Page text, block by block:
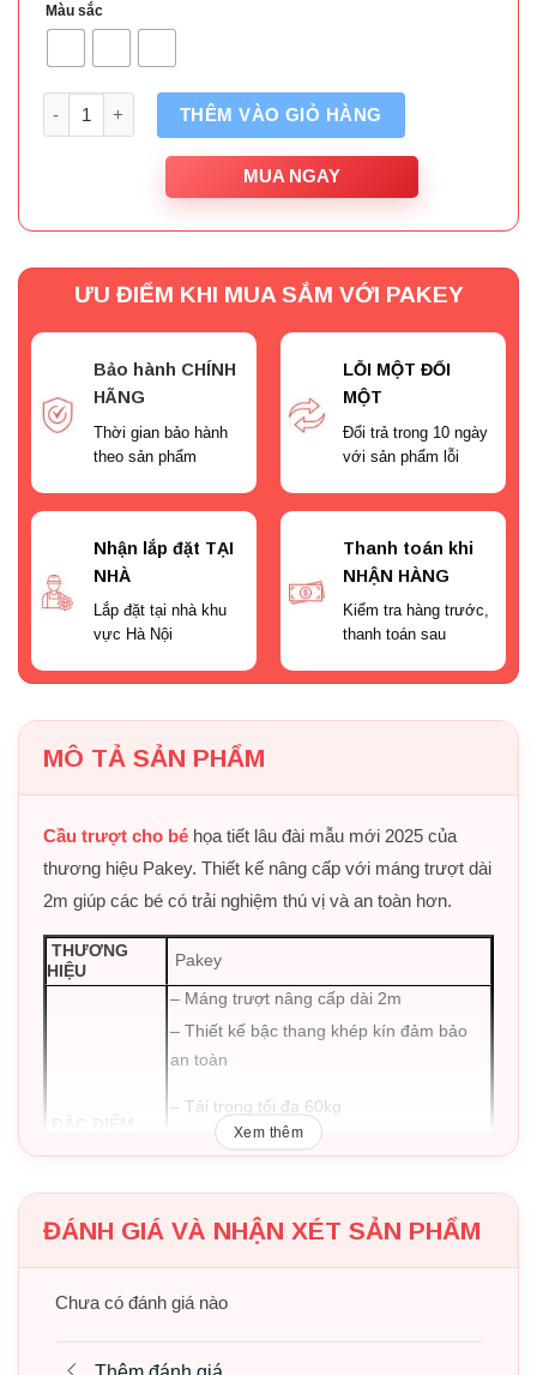
Màu sắc
Số lượng THÊM VÀO GIỎ HÀNG
MUA NGAY
ƯU ĐIỂM KHI MUA SẮM VỚI PAKEY
Bảo hành CHÍNH
HÃNG
Thời gian bảo hành
theo sản phẩm
LỖI MỘT ĐỔI
MỘT
Đổi trả trong 10 ngày
với sản phẩm lỗi
Nhận lắp đặt TẠI
NHÀ
Lắp đặt tại nhà khu
vực Hà Nội
Thanh toán khi
NHẬN HÀNG
Kiểm tra hàng trước,
thanh toán sau
MÔ TẢ SẢN PHẨM
Cầu trượt cho bé họa tiết lâu đài mẫu mới 2025 của
thương hiệu Pakey. Thiết kế nâng cấp với máng trượt dài
2m giúp các bé có trải nghiệm thú vị và an toàn hơn.
THƯƠNG
HIỆU
Pakey
– Máng trượt nâng cấp dài 2m
– Thiết kế bậc thang khép kín đảm bảo
an toàn
– Tải trọng tối đa 60kg
– Có đế chống trượt ở dưới chân sản
– Gấp gọn tiện lợi
Nhựa nguyên sinh HDPE đạt chuẩn châu
Xem thêm
ĐÁNH GIÁ VÀ NHẬN XÉT SẢN PHẨM
Chưa có đánh giá nào